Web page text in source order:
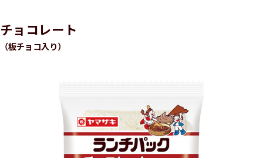
チョコレート
（板チョコ入り）